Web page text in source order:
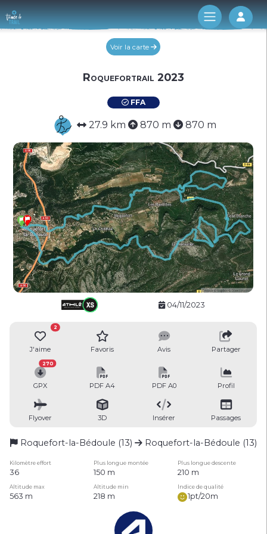
Log
Voir la carte
Roquefortrail 2023
FFA
27.9 km 870 m 870 m
04/11/2023
J'aime
2
Favoris Avis Partager
GPX
270
PDF A4 PDF A0 Profil
Flyover 3D Insérer Passages
Roquefort-la-Bédoule (13) Roquefort-la-Bédoule (13)
Kilomètre effort Plus longue montée Plus longue descente
36 150 m 210 m
Altitude max Altitude min Indice de qualité
563 m 218 m 1pt/20m